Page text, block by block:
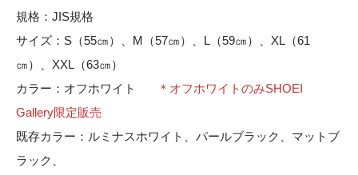
規格：JIS規格
サイズ：S（55㎝）、M（57㎝）、L（59㎝）、XL（61
㎝）、XXL（63㎝）
カラー：オフホワイト
＊オフホワイトのみSHOEI
Gallery限定販売
既存カラー：ルミナスホワイト、パールブラック、マットブ
ラック、